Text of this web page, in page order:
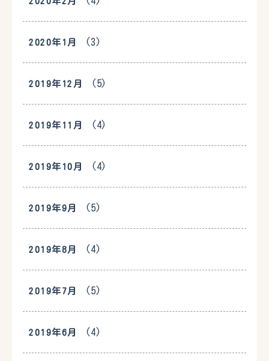
2020年1月 (3)
2019年12月 (5)
2019年11月 (4)
2019年10月 (4)
2019年9月 (5)
2019年8月 (4)
2019年7月 (5)
2019年6月 (4)